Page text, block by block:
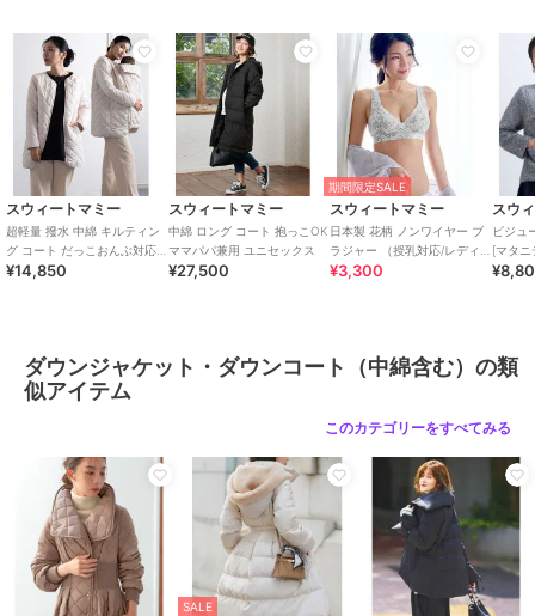
トアップなどのハレの日に役立つアイテムも。
おしゃれを楽しむ気持ち。育児を楽しむ気持ち。
すべてのママ、ベビー、ご家族をサポートするマタニティ服・授乳服
の専門店として、
妥協しない革新的な【ものづくり】のブランドとして皆様におしゃれ
をお届けします。
ブランド スウィートマミー
／ ダウンジャケット・ダウンコ
ート（中綿含む）
／
ダウンジャケット・ダウンコ
ート（中綿含む）
カラー ネイビー
サイズ
素材
コットン100％
スウィートマミー
超軽量 撥水 中綿 キルティン
グ コート だっこおんぶ対応
ママコート
¥14,850
スウィートマミー
中綿 ロング コート 抱っこOK
ママパパ兼用 ユニセックス
¥27,500
期間限定SALE
スウィートマミー
日本製 花柄 ノンワイヤー ブ
ラジャー （授乳対応/レディ
ース/マタニティ）
¥3,300
スウ
ビジ
[マタニ
ダウンジャケット・ダウンコート（中綿含む）の類
似アイテム
このカテゴリーをすべてみる
SALE